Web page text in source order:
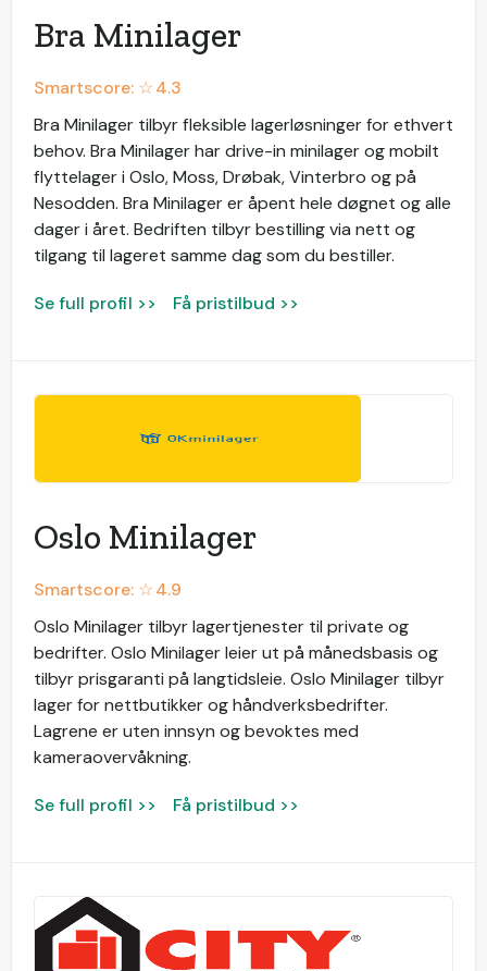
Bra Minilager
Smartscore: ☆4.3
Bra Minilager tilbyr fleksible lagerløsninger for ethvert
behov. Bra Minilager har drive-in minilager og mobilt
flyttelager i Oslo, Moss, Drøbak, Vinterbro og på
Nesodden. Bra Minilager er åpent hele døgnet og alle
dager i året. Bedriften tilbyr bestilling via nett og
tilgang til lageret samme dag som du bestiller.
Se full profil >> Få pristilbud >>
Oslo Minilager
Smartscore: ☆4.9
Oslo Minilager tilbyr lagertjenester til private og
bedrifter. Oslo Minilager leier ut på månedsbasis og
tilbyr prisgaranti på langtidsleie. Oslo Minilager tilbyr
lager for nettbutikker og håndverksbedrifter.
Lagrene er uten innsyn og bevoktes med
kameraovervåkning.
Se full profil >> Få pristilbud >>